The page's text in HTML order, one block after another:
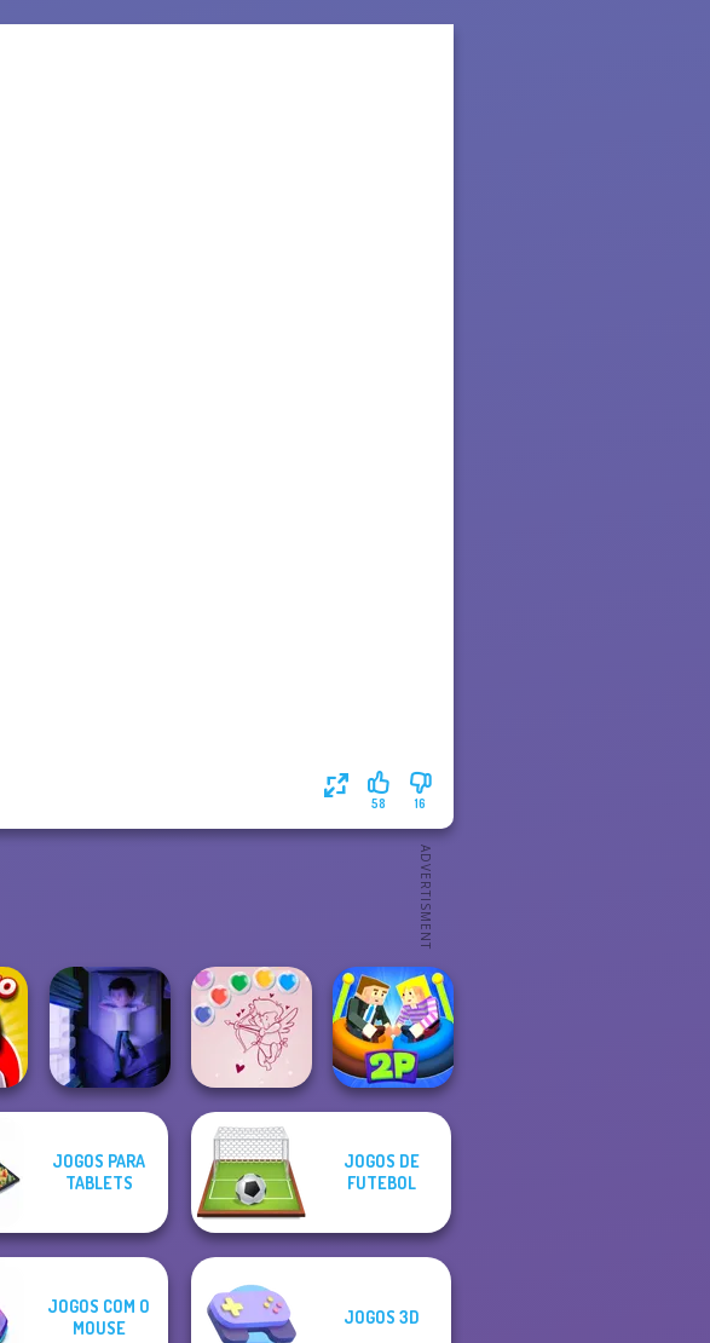
16
58
Cursed Dreams
Bubble Shooter
Valentine
Ragdoll Arena 2
Player
JOGOS PARA
TABLETS
JOGOS DE
FUTEBOL
JOGOS COM O
MOUSE
JOGOS 3D